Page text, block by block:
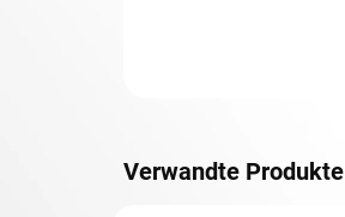
Verwandte Produkte